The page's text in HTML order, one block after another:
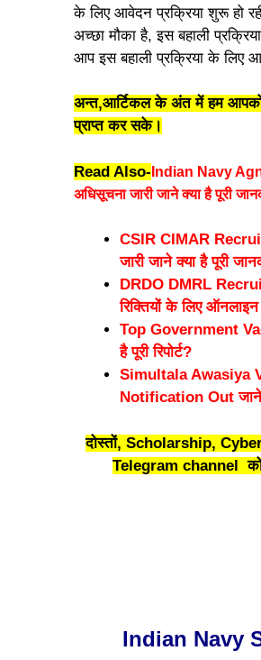
के लिए आवेदन प्रक्रिया शुरू हो
अच्छा मौका है, इस बहाली
आप इस बहाली प्रक्रिया के लिए
अन्त,आर्टिकल के अंत में हम आपको
प्राप्त कर सके।
Read Also- Indian Navy
अधिसूचना जारी जाने क्या है पूरी
CSIR CIMAR
जारी जाने क्या है पूरी
DRDO DMRL
रिक्तियों के लिए
Top Government
है पूरी रिपोर्ट?
Simultala Awasiya
Notification Out जाने
दोस्तों, Scholarship,
Telegram channel को
Indian Navy